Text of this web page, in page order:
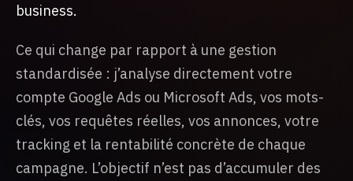
business.
Ce qui change par rapport à une gestion
standardisée : j’analyse directement votre
compte Google Ads ou Microsoft Ads, vos mots-
clés, vos requêtes réelles, vos annonces, votre
tracking et la rentabilité concrète de chaque
campagne. L’objectif n’est pas d’accumuler des